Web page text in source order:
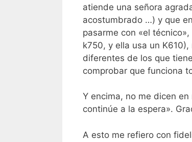
atiende una señora
acostumbrado …) y que
pasarme con «el
k750, y ella usa un
diferentes de los que
comprobar que funciona
Y encima, no me dicen
continúe a la espera».
A esto me refiero con